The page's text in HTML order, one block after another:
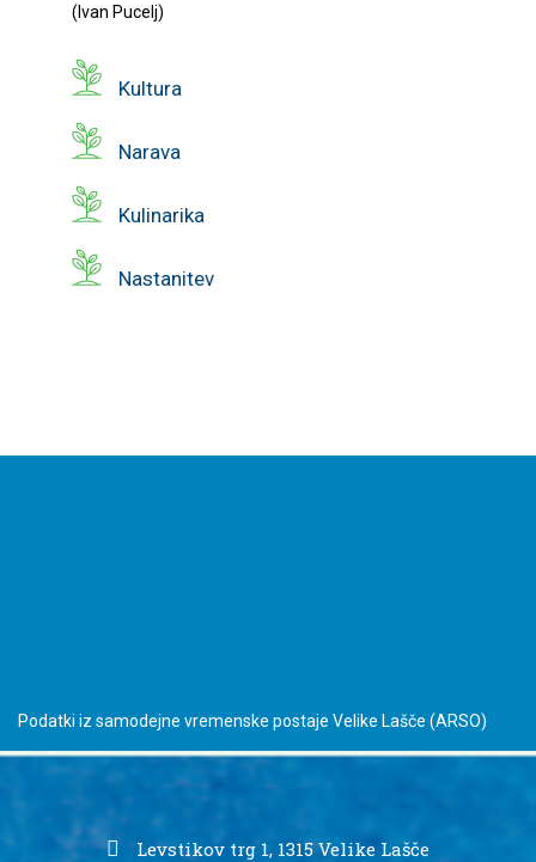
(Ivan Pucelj)
Kultura
Narava
Kulinarika
Nastanitev
Podatki iz samodejne vremenske postaje Velike Lašče (ARSO)
Levstikov trg 1, 1315 Velike Lašče